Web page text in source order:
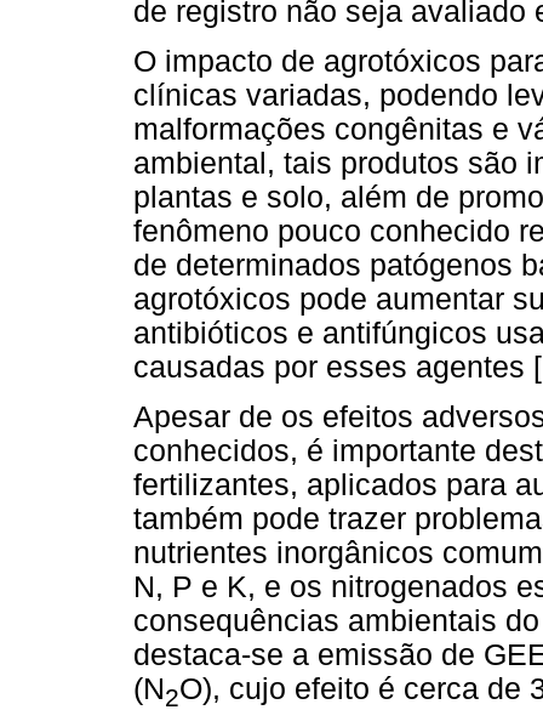
de registro não seja avaliado
O impacto de agrotóxicos
clínicas variadas, podendo
malformações congênitas e
ambiental, tais produtos são
plantas e solo, além de
fenômeno pouco conhecido
de determinados patógenos
agrotóxicos pode aumentar
antibióticos e antifúngicos
causadas por esses agentes
Apesar de os efeitos
conhecidos, é importante
fertilizantes, aplicados para
também pode trazer
nutrientes inorgânicos
N, P e K, e os nitrogenados
consequências ambientais
destaca-se a emissão de
(N2O), cujo efeito é cerca de